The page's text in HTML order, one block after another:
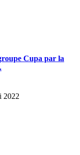
Cupa par la
2022